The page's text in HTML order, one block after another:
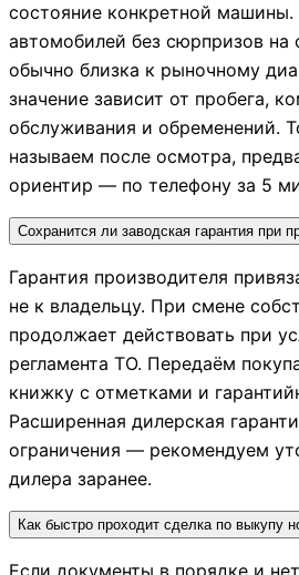
состояние конкретной
автомобилей без сюрпризов на
обычно близка к рыночному
значение зависит от пробега,
обслуживания и обременений.
называем после осмотра,
ориентир — по телефону за 5
Сохранится ли заводская гарантия при
Гарантия производителя
не к владельцу. При смене
продолжает действовать при
регламента ТО. Передаём
книжку с отметками и
Расширенная дилерская
ограничения — рекомендуем
дилера заранее.
Как быстро проходит сделка по выкупу